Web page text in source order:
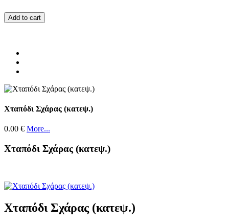
Add to cart
Χταπόδι Σχάρας (κατεψ.)
0.00 € More...
Χταπόδι Σχάρας (κατεψ.)
Χταπόδι Σχάρας (κατεψ.)